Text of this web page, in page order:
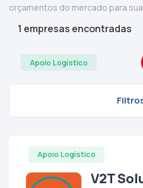
orçamentos do mercado para
1 empresas encontradas
Apoio Logístico
Apoio Logístico
V2T